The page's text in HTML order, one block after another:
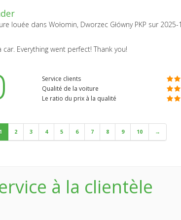
louée dans Wołomin, Dworzec Główny PKP sur 2025-
Everything went perfect! Thank you!
Service clients
Qualité de la voiture
Le ratio du prix à la qualité
1 2 3 4 5 6 7 8 9 10 →
à la clientèle